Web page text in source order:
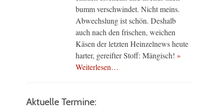
bumm verschwindet. Nicht meins.
Abwechslung ist schön. Deshalb
auch nach den frischen, weichen
Käsen der letzten Heinzelnews heute
harter, gereifter Stoff: Mängisch! »
Weiterlesen…
Aktuelle Termine: